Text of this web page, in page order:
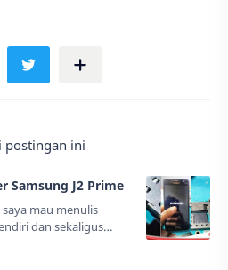
postingan ini
Samsung J2 Prime
mau menulis
dan sekaligus
Samsung j2 prime
dan harus